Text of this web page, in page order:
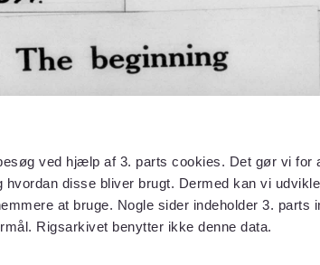
ved hjælp af 3. parts cookies. Det gør vi for
disse bliver brugt. Dermed kan vi udvikle
at bruge. Nogle sider indeholder 3. parts
Rigsarkivet benytter ikke denne data.